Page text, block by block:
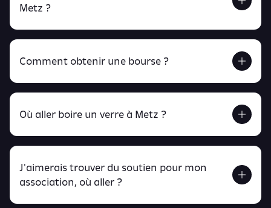
Metz ?
Retrouve tout ça en cliquant ici !
Comment obtenir une bourse ?
Retrouve toutes ces infos ici.
Où aller boire un verre à Metz ?
peux
retrouver ici
J'aimerais trouver du soutien pour mon
association, où aller ?